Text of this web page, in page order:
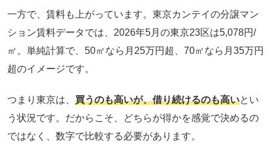
一方で、賃料も上がっています。東京カンテイの分譲マン
ション賃料データでは、2026年5月の東京23区は5,078円/
㎡。単純計算で、50㎡なら月25万円超、70㎡なら月35万円
超のイメージです。
つまり東京は、 買うのも高いが、借り続けるのも高いとい
う状況です。だからこそ、どちらが得かを感覚で決めるの
ではなく、数字で比較する必要があります。